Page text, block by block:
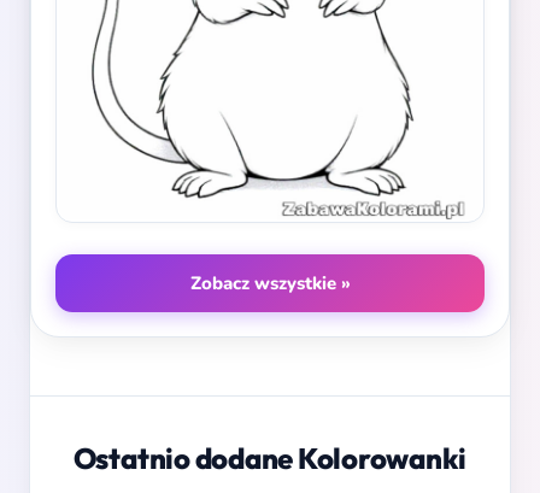
Zobacz wszystkie »
Ostatnio dodane Kolorowanki